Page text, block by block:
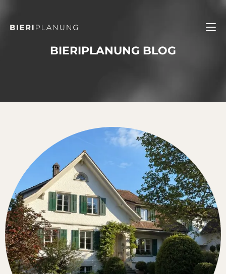
BIERIPLANUNG BLOG